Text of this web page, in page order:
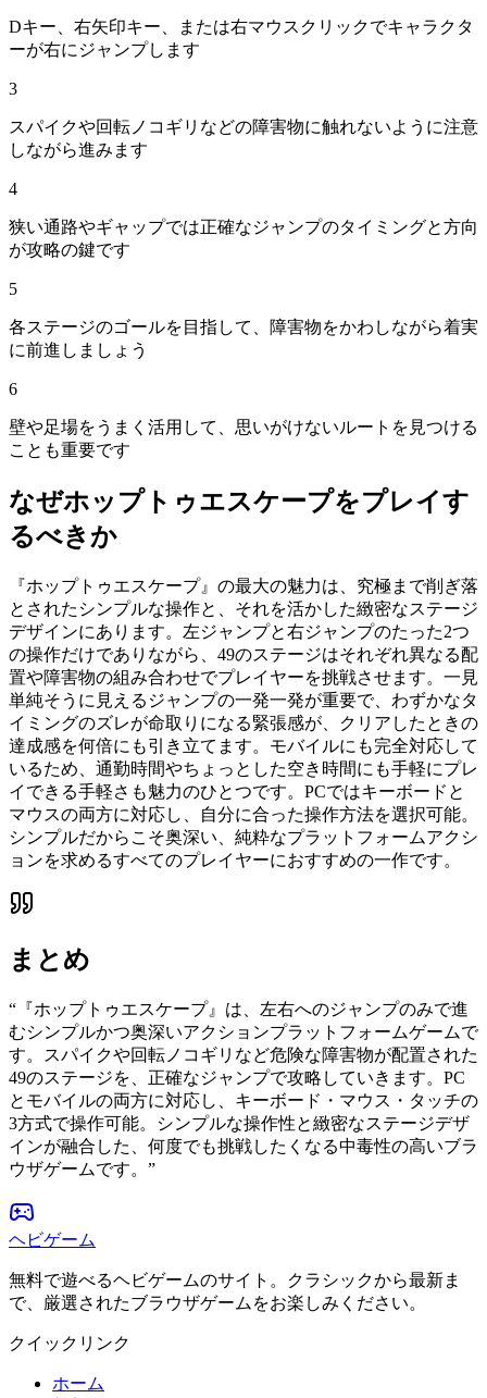
Dキー、右矢印キー、または右マウスクリックでキャラクタ
ーが右にジャンプします
3
スパイクや回転ノコギリなどの障害物に触れないように注意
しながら進みます
4
狭い通路やギャップでは正確なジャンプのタイミングと方向
が攻略の鍵です
5
各ステージのゴールを目指して、障害物をかわしながら着実
に前進しましょう
6
壁や足場をうまく活用して、思いがけないルートを見つける
ことも重要です
なぜホップトゥエスケープをプレイす
るべきか
『ホップトゥエスケープ』の最大の魅力は、究極まで削ぎ落
とされたシンプルな操作と、それを活かした緻密なステージ
デザインにあります。左ジャンプと右ジャンプのたった2つ
の操作だけでありながら、49のステージはそれぞれ異なる配
置や障害物の組み合わせでプレイヤーを挑戦させます。一見
単純そうに見えるジャンプの一発一発が重要で、わずかなタ
イミングのズレが命取りになる緊張感が、クリアしたときの
達成感を何倍にも引き立てます。モバイルにも完全対応して
いるため、通勤時間やちょっとした空き時間にも手軽にプレ
イできる手軽さも魅力のひとつです。PCではキーボードと
マウスの両方に対応し、自分に合った操作方法を選択可能。
シンプルだからこそ奥深い、純粋なプラットフォームアクシ
ョンを求めるすべてのプレイヤーにおすすめの一作です。
まとめ
“ 『ホップトゥエスケープ』は、左右へのジャンプのみで進
むシンプルかつ奥深いアクションプラットフォームゲームで
す。スパイクや回転ノコギリなど危険な障害物が配置された
49のステージを、正確なジャンプで攻略していきます。PC
とモバイルの両方に対応し、キーボード・マウス・タッチの
3方式で操作可能。シンプルな操作性と緻密なステージデザ
インが融合した、何度でも挑戦したくなる中毒性の高いブラ
ウザゲームです。 ”
ヘビゲーム
無料で遊べるヘビゲームのサイト。クラシックから最新ま
で、厳選されたブラウザゲームをお楽しみください。
クイックリンク
ホーム